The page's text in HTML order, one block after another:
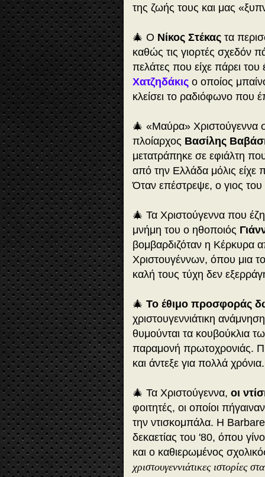
της ζωής τους και μας
🎄 Ο Νίκος Στέκας τα
καθώς τις γιορτές σχεδόν
πελάτες που είχε πάρει του
Χατζηδάκις ο οποίος
κλείσει το ραδιόφωνο που
🎄 «Μαύρα» Χριστούγεννα
πλοίαρχος Βασίλης
μετατράπηκε σε εφιάλτη
από την Ελλάδα μόλις είχε
Όταν επέστρεψε, ο γιος
🎄 Τα Χριστούγεννα που
μνήμη του ο ηθοποιός
βομβαρδιζόταν η Κέρκυρα
Χριστουγέννων, όπου μια
καλή τους τύχη δεν
🎄 Το έθιμο προσφοράς
χριστουγεννιάτικη
θυμούνται τα κουβούκλια
παραμονή πρωτοχρονιάς.
και άντεξε για πολλά χρόνια.
🎄 Τα Χριστούγεννα, οι
φοιτητές, οι οποίοι
την ντισκομπάλα. Η
δεκαετίας του '80, όπου
και ο καθιερωμένος
χριστουγεννιάτικες